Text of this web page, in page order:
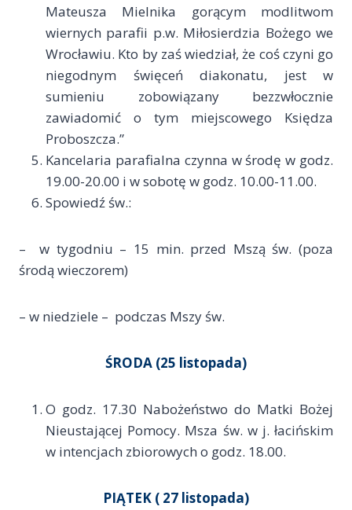
Mateusza Mielnika gorącym modlitwom
wiernych parafii p.w. Miłosierdzia Bożego we
Wrocławiu. Kto by zaś wiedział, że coś czyni go
niegodnym święceń diakonatu, jest w
sumieniu zobowiązany bezzwłocznie
zawiadomić o tym miejscowego Księdza
Proboszcza.”
Kancelaria parafialna czynna w środę w godz.
19.00-20.00 i w sobotę w godz. 10.00-11.00.
Spowiedź św.:
– w tygodniu – 15 min. przed Mszą św. (poza
środą wieczorem)
– w niedziele – podczas Mszy św.
ŚRODA (25 listopada)
O godz. 17.30 Nabożeństwo do Matki Bożej
Nieustającej Pomocy. Msza św. w j. łacińskim
w intencjach zbiorowych o godz. 18.00.
PIĄTEK ( 27 listopada)